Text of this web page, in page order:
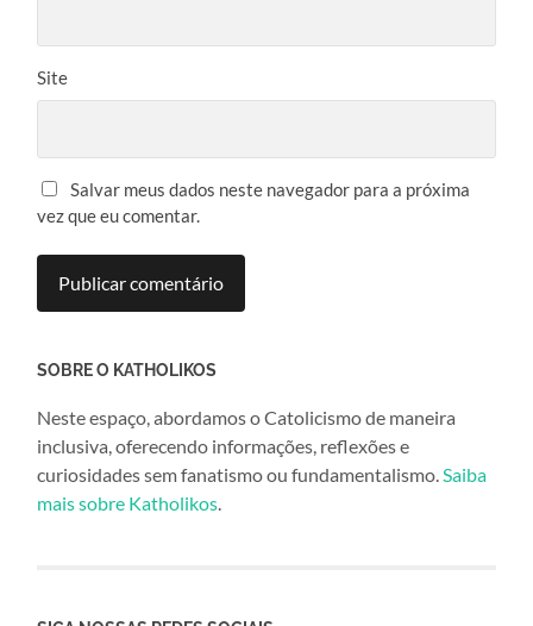
Site
Salvar meus dados neste navegador para a próxima
vez que eu comentar.
SOBRE O KATHOLIKOS
Neste espaço, abordamos o Catolicismo de maneira
inclusiva, oferecendo informações, reflexões e
curiosidades sem fanatismo ou fundamentalismo.Saiba
mais sobre Katholikos.